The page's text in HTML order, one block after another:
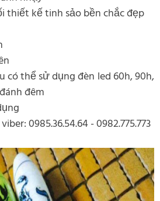
thiết kế tinh sảo bền chắc đẹp
có thể sử dụng đèn led 60h, 90h,
đêm
0985.36.54.64 - 0982.775.773